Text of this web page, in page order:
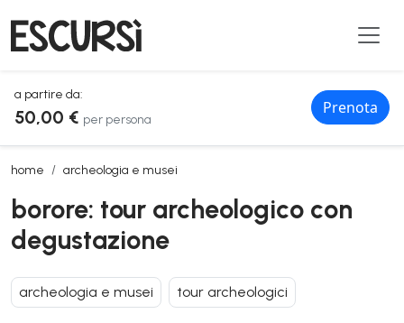
a partire da:
50,00 € per persona
Prenota
home archeologia e musei
borore: tour archeologico con degustazione
borore: tour archeologico con
degustazione
archeologia e musei tour archeologici